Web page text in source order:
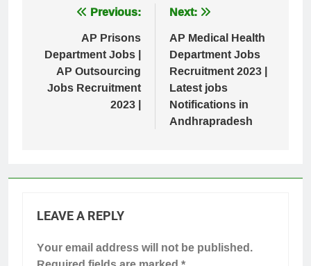
navigation
Previous:
AP Prisons
Department Jobs |
AP Outsourcing
Jobs Recruitment
2023 |
Next:
AP Medical Health
Department Jobs
Recruitment 2023 |
Latest jobs
Notifications in
Andhrapradesh
LEAVE A REPLY
Your email address will not be published.